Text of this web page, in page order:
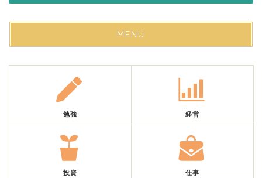
MENU
勉強 経営
投資 仕事